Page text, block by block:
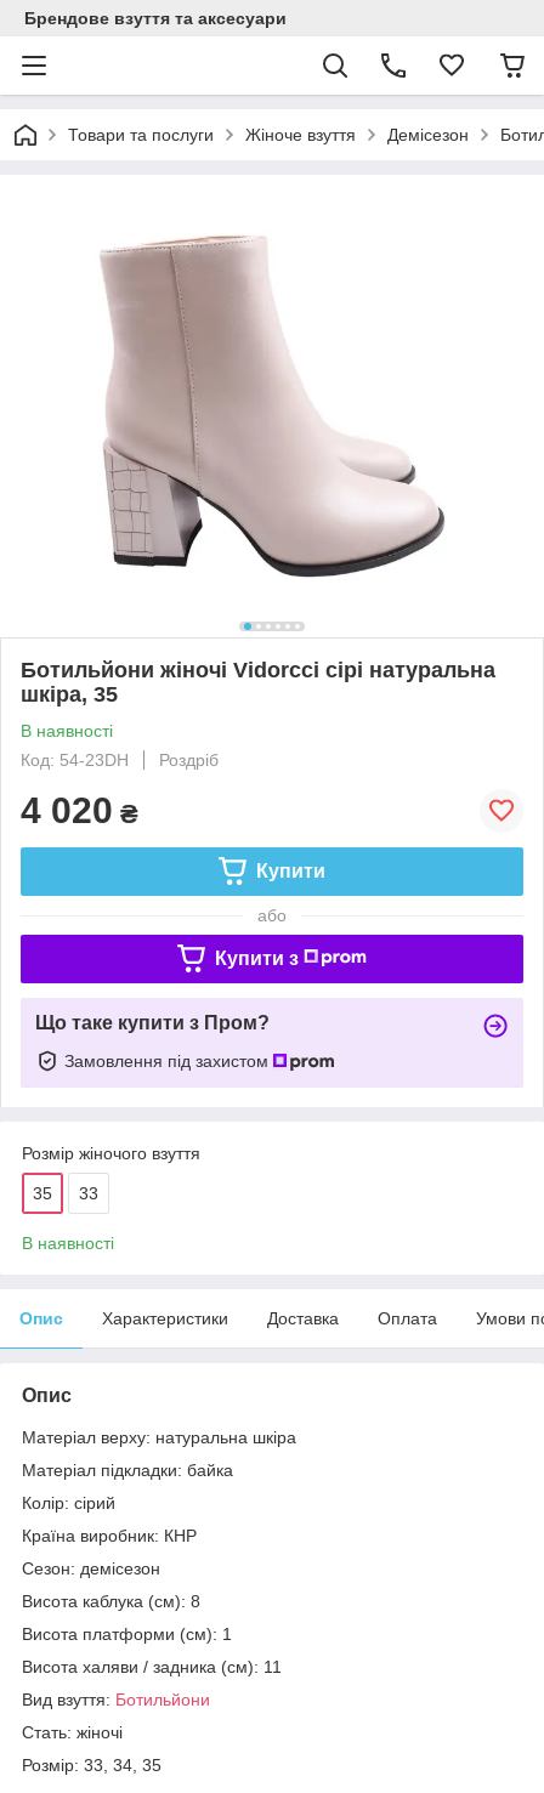
Брендове взуття та аксесуари
Товари та послуги Жіноче взуття Демісезон
Ботильйони жіночі Vidorcci сірі натуральна
шкіра, 35
В наявності
Код: 54-23DH
Роздріб
4 020 ₴
Купити
або
Купити з
Що таке купити з Пром?
Замовлення під захистом
Розмір жіночого взуття
35 33
В наявності
Опис Характеристики Доставка Оплата Умови
Опис
Матеріал верху: натуральна шкіра
Матеріал підкладки: байка
Колір: сірий
Країна виробник: КНР
Сезон: демісезон
Висота каблука (см): 8
Висота платформи (см): 1
Висота халяви / задника (см): 11
Вид взуття: Ботильйони
Стать: жіночі
Розмір: 33, 34, 35